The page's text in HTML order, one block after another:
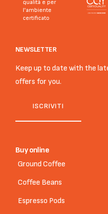
qualità e per
l'ambiente
certificato
NEWSLETTER
Keep up to date with the
offers for you.
ISCRIVITI
Buy online
Ground Coffee
Coffee Beans
Espresso Pods